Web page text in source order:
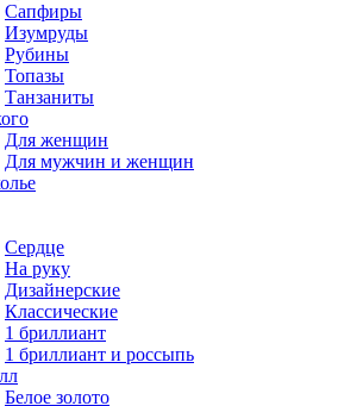
Сапфиры
Изумруды
Рубины
Топазы
Танзаниты
Для женщин
Для мужчин и женщин
Сердце
На руку
Дизайнерские
Классические
1 бриллиант
1 бриллиант и россыпь
Белое золото